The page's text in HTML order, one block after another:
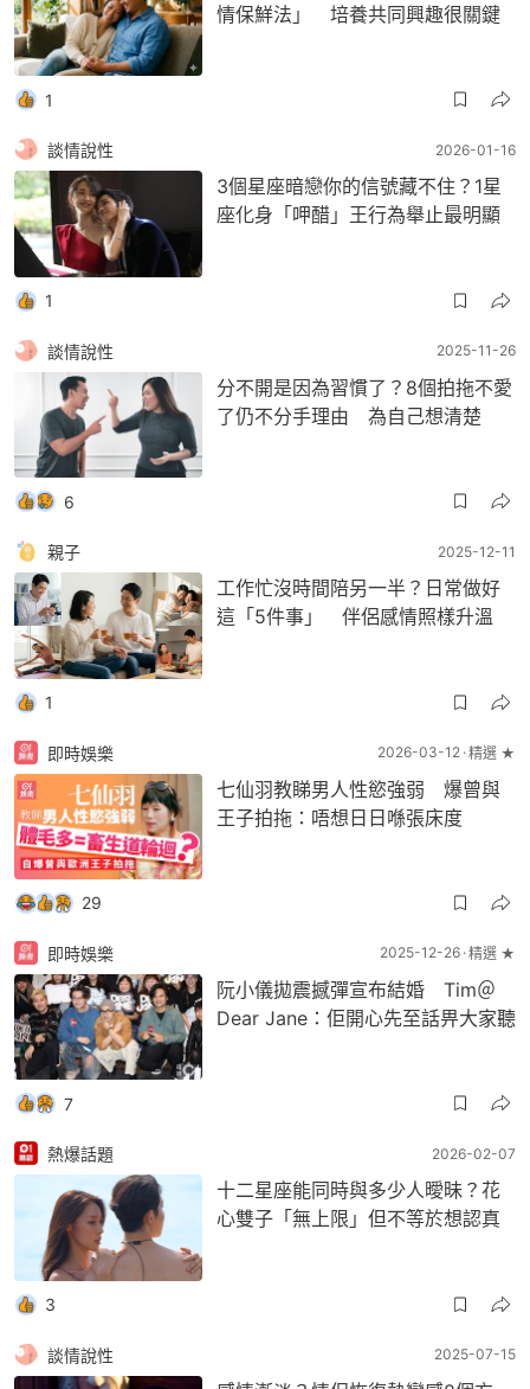
情保鮮法」 培養共同興趣很關鍵
1
談情說性 2026-01-16
3個星座暗戀你的信號藏不住？1星
座化身「呷醋」王行為舉止最明顯
1
談情說性 2025-11-26
分不開是因為習慣了？8個拍拖不愛
了仍不分手理由 為自己想清楚
6
親子 2025-12-11
工作忙沒時間陪另一半？日常做好
這「5件事」 伴侶感情照樣升溫
1
即時娛樂 2026-03-12 精選 ★
七仙羽教睇男人性慾強弱 爆曾與
王子拍拖：唔想日日喺張床度
29
即時娛樂 2025-12-26 精選 ★
阮小儀拋震撼彈宣布結婚 Tim＠
Dear Jane：佢開心先至話畀大家聽
7
熱爆話題 2026-02-07
十二星座能同時與多少人曖昧？花
心雙子「無上限」但不等於想認真
3
談情說性 2025-07-15